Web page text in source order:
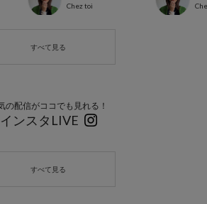
Chez toi
の配信がココでも見れる！
インスタLIVE